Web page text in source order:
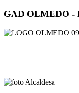
GAD OLMEDO -